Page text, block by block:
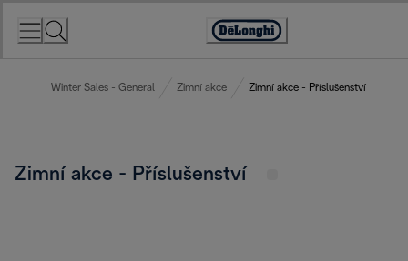
Accessibility
Winter Sales - General Zimní akce Zimní akce - Příslušenství
Zimní akce - Příslušenství